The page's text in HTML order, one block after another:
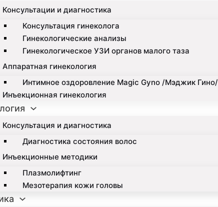
Консультации и диагностика
Консультация гинеколога
Гинекологические анализы
Гинекологическое УЗИ органов малого таза
Аппаратная гинекология
Интимное оздоровление Magic Gyno /Мэджик Гино/
Инъекционная гинекология
Консультация и диагностика
Диагностика состояния волос
Инъекционные методики
Плазмолифтинг
Мезотерапия кожи головы